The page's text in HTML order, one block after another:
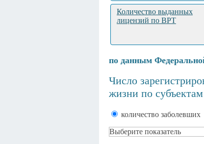
Количество выданных
лицензий по ВРТ
по данным
Число
жизни по
количество заболевших
Выберите показатель